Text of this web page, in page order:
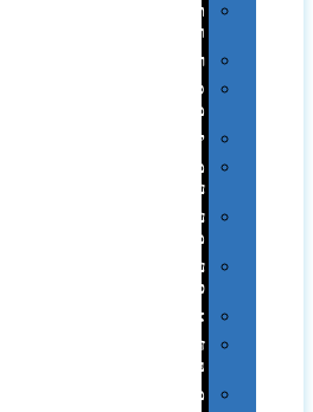
תערוכות
וכנסים
רמקולים
סוכריות
ממותגות
יודאיקה
מארזי
עטים
עטי
מתכת
עטי
פלסטיק
אוזניות
זכרונות
ניידים
מפצלים